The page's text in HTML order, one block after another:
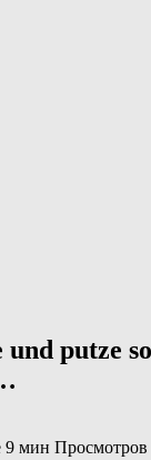
und putze
9 мин Просмотров